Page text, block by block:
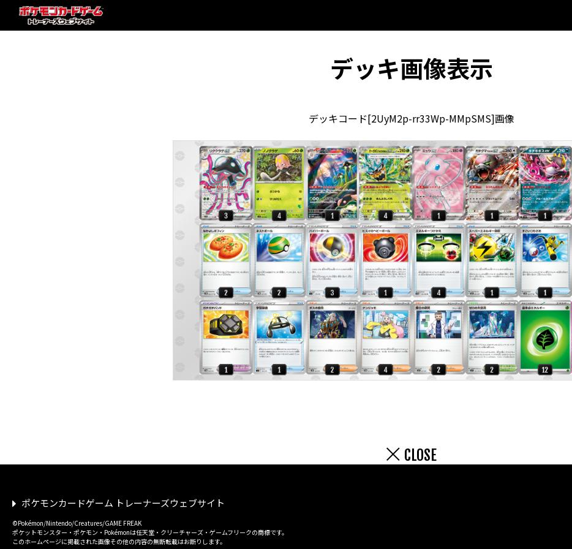
デッキ画像表示
デッキコード[2UyM2p-rr33Wp-MMpSMS]画像
CLOSE
ポケモンカードゲーム トレーナーズウェブサイト
©Pokémon/Nintendo/Creatures/GAME FREAK
ポケットモンスター・ポケモン・Pokémonは任天堂・クリーチャーズ・ゲームフリークの商標です。
このホームページに掲載された画像その他の内容の無断転載はお断りします。